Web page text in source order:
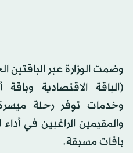
وضمت الوزارة عبر الباقتين
(الباقة الاقتصادية
وخدمات توفر رحلة
باقات مسبقة.